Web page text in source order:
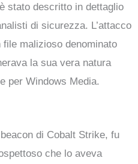
stato descritto in dettaglio
di sicurezza. L’attacco
file malizioso denominato
la sua vera natura
per Windows Media.
di Cobalt Strike, fu
che lo aveva